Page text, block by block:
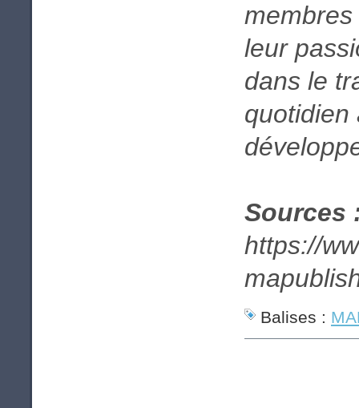
leur
dans le
quotidien
Sources
https://
Balises :